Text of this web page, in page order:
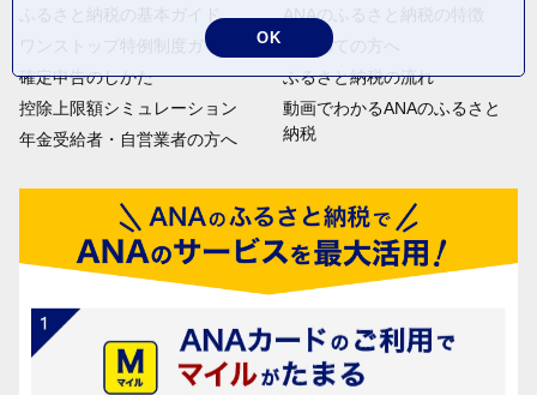
ふるさと納税の基本ガイド
ワンストップ特例制度ガイド
確定申告のしかた
控除上限額シミュレーション
年金受給者・自営業者の方へ
ANAのふるさと納税の特徴
はじめての方へ
ふるさと納税の流れ
動画でわかるANAのふるさと
納税
OK